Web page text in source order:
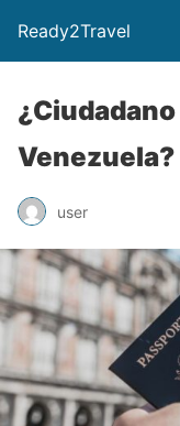
Ready2Travel
Venezuela?
user